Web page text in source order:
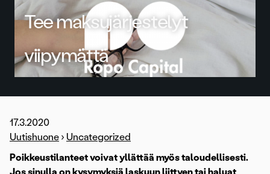
Tee maksujärjestelyt
viipymättä
17.3.2020
Uutishuone › Uncategorized
Poikkeustilanteet voivat yllättää myös taloudellisesti.